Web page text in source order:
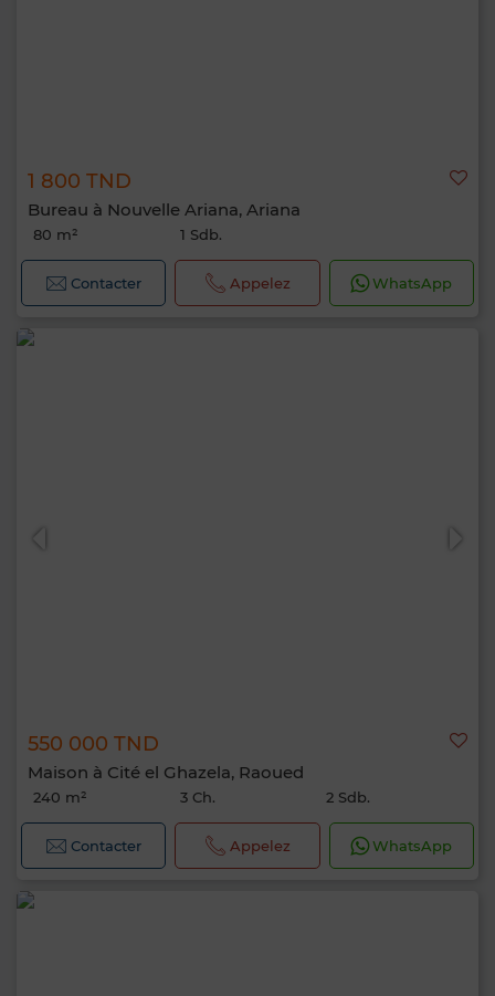
1 800 TND
Bureau à Nouvelle Ariana, Ariana
80 m² 1 Sdb.
Contacter Appelez WhatsApp
550 000 TND
Maison à Cité el Ghazela, Raoued
240 m² 3 Ch. 2 Sdb.
Contacter Appelez WhatsApp